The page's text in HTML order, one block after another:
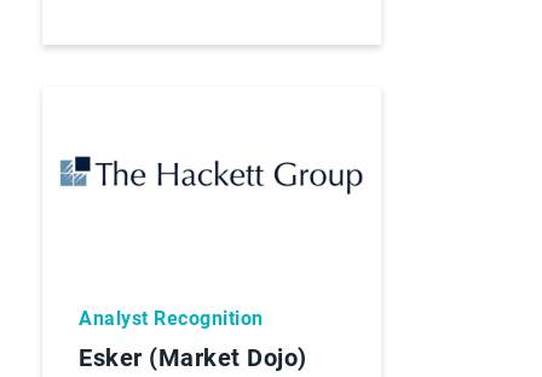
Analyst Recognition
Esker (Market Dojo)